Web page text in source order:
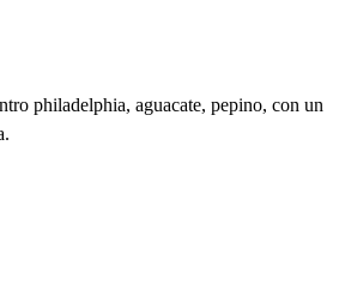
philadelphia, aguacate, pepino, con un